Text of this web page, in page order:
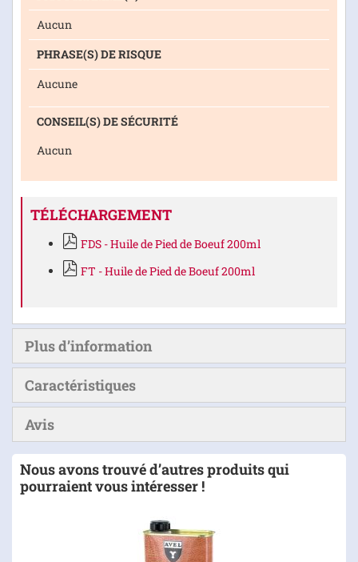
Aucun
PHRASE(S) DE RISQUE
Aucune
CONSEIL(S) DE SÉCURITÉ
Aucun
TÉLÉCHARGEMENT
FDS - Huile de Pied de Boeuf 200ml
FT - Huile de Pied de Boeuf 200ml
Plus d’information
Caractéristiques
Avis
Nous avons trouvé d’autres produits qui
pourraient vous intéresser !